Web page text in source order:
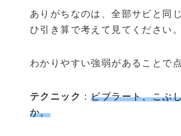
ありがちなのは、全部サビと同
ひ引き算で考えて見てください。
わかりやすい強弱があることで
テクニック ：ビブラート、こぶ
か。